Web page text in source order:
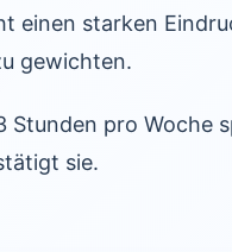
einen starken
gewichten.
Stunden pro Woche
sie.